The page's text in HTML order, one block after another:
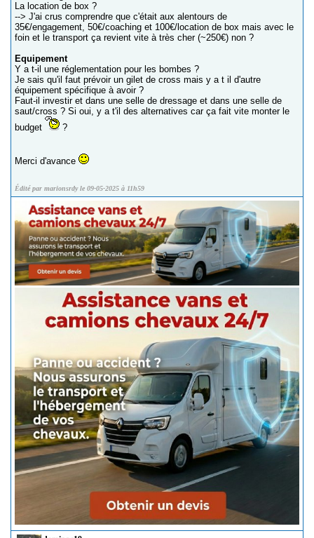
La location de box ?
--> J'ai crus comprendre que c'était aux alentours de
35€/engagement, 50€/coaching et 100€/location de box mais avec le
foin et le transport ça revient vite à très cher (~250€) non ?
Equipement
Y a t-il une réglementation pour les bombes ?
Je sais qu'il faut prévoir un gilet de cross mais y a t il d'autre
équipement spécifique à avoir ?
Faut-il investir et dans une selle de dressage et dans une selle de
saut/cross ? Si oui, y a t'il des alternatives car ça fait vite monter le
budget
?
Merci d'avance
Édité par marionsrdy le 09-05-2025 à 11h59